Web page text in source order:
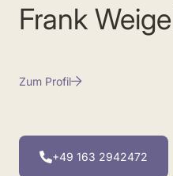
Frank
Zum Profil
+49 163 2942472